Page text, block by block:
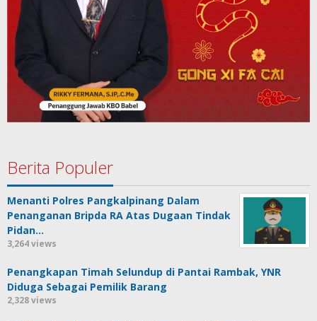
Berita Populer
Menanti Polres Pangkalpinang Dalam
Penanganan Bripda RA Atas Dugaan Tindak
Pidan…
3,264 views
Penangkapan Timah Selundup di Pantai Rambak, YNR
Diduga Sebagai Pemilik Barang
2,328 views